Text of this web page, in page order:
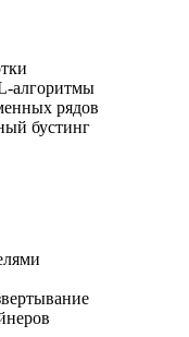
алгоритмы
рядов
бустинг